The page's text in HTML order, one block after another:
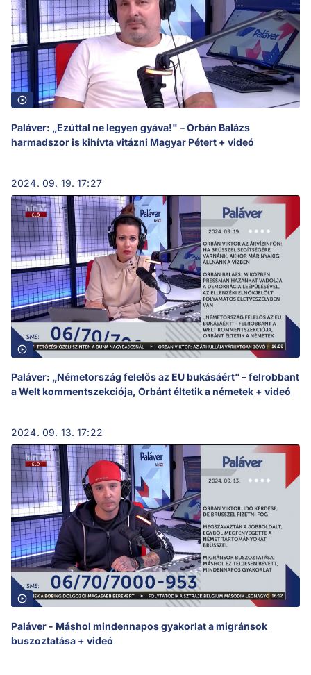
Paláver: „Ezúttal ne legyen gyáva!" – Orbán Balázs
harmadszor is kihívta vitázni Magyar Pétert + videó
2024. 09. 19. 17:27
Paláver: „Németország felelős az EU bukásáért” – felrobbant
a Welt kommentszekciója, Orbánt éltetik a németek + videó
2024. 09. 13. 17:22
Paláver - Máshol mindennapos gyakorlat a migránsok
buszoztatása + videó